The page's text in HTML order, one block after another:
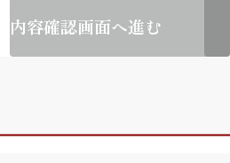
内容確認画面へ進む